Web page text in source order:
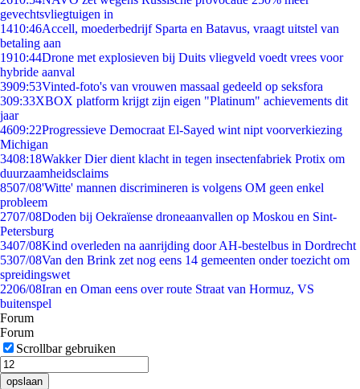
gevechtsvliegtuigen in
1410:46Accell, moederbedrijf Sparta en Batavus, vraagt uitstel van
betaling aan
1910:44Drone met explosieven bij Duits vliegveld voedt vrees voor
hybride aanval
3909:53Vinted-foto's van vrouwen massaal gedeeld op seksfora
309:33XBOX platform krijgt zijn eigen "Platinum" achievements dit
jaar
4609:22Progressieve Democraat El-Sayed wint nipt voorverkiezing
Michigan
3408:18Wakker Dier dient klacht in tegen insectenfabriek Protix om
duurzaamheidsclaims
8507/08'Witte' mannen discrimineren is volgens OM geen enkel
probleem
2707/08Doden bij Oekraïense droneaanvallen op Moskou en Sint-
Petersburg
3407/08Kind overleden na aanrijding door AH-bestelbus in Dordrecht
5307/08Van den Brink zet nog eens 14 gemeenten onder toezicht om
spreidingswet
2206/08Iran en Oman eens over route Straat van Hormuz, VS
buitenspel
Forum
Forum
Scrollbar gebruiken
opslaan